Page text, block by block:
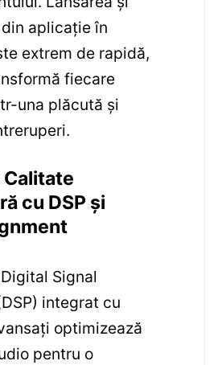
aplicație în
extrem de rapidă,
fiecare
una plăcută și
Calitate
cu DSP și
Signal
integrat cu
optimizează
pentru o